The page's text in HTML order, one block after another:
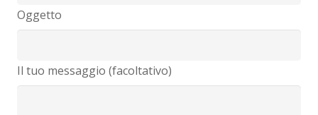
Oggetto
Il tuo messaggio (facoltativo)